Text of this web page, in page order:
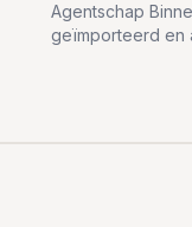
Agentschap
geïmporteerd en